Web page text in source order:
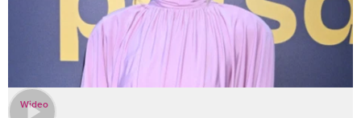
Wideo